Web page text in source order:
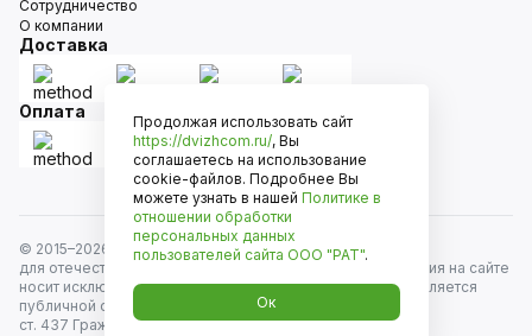
Сотрудничество
О компании
Доставка
Оплата
© 2015–2026
Движком — сеть магазинов автозапчастей
для отечественных автомобилей и иномарок. Информация на сайте
носит исключительно информационный характер и не является
публичной офертой, определяемой положениями
ст. 437 Гражданского кодекса РФ. Все права защищены.
Продолжая использовать сайт
https://dvizhcom.ru/, Вы
соглашаетесь на использование
cookie-файлов. Подробнее Вы
можете узнать в нашей Политике в
отношении обработки
персональных данных
пользователей сайта ООО "РАТ".
Ок